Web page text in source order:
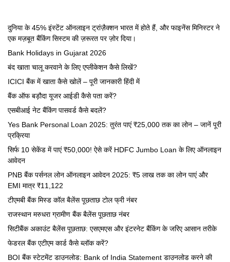
दुनिया के 45% इंस्टेंट ऑनलाइन ट्रांज़ैक्शन भारत में होते हैं, और फाइनेंस मिनिस्टर ने
एक मज़बूत बैंकिंग सिस्टम की ज़रूरत पर ज़ोर दिया।
Bank Holidays in Gujarat 2026
बंद खाता चालू करवाने के लिए एप्लीकेशन कैसे लिखें?
ICICI बैंक में खाता कैसे खोलें – पूरी जानकारी हिंदी में
बैंक ऑफ बड़ौदा यूजर आईडी कैसे पता करें?
एसबीआई नेट बैंकिंग पासवर्ड कैसे बदलें?
Yes Bank Personal Loan 2025: तुरंत पाएं ₹25,000 तक का लोन – जानें पूरी
प्रक्रिया
सिर्फ 10 सेकेंड में पाएं ₹50,000! ऐसे करें HDFC Jumbo Loan के लिए ऑनलाइन
आवेदन
PNB बैंक पर्सनल लोन ऑनलाइन आवेदन 2025: ₹5 लाख तक का लोन पाएं और
EMI मात्र ₹11,122
टीएमबी बैंक मिस्ड कॉल बैलेंस पूछताछ टोल फ्री नंबर
राजस्थान मरुधरा ग्रामीण बैंक बैलेंस पूछताछ नंबर
सिटीबैंक अकाउंट बैलेंस पूछताछ: एसएमएस और इंटरनेट बैंकिंग के जरिए आसान तरीके
फेडरल बैंक एटीएम कार्ड कैसे ब्लॉक करें?
BOI बैंक स्टेटमेंट डाउनलोड: Bank of India Statement डाउनलोड करने की